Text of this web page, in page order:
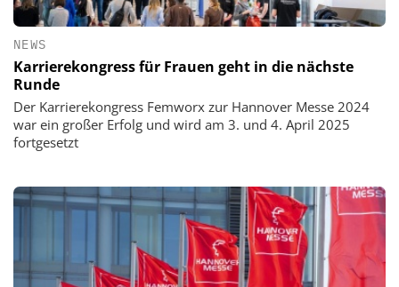
NEWS
Karrierekongress für Frauen geht in die nächste
Runde
Der Karrierekongress Femworx zur Hannover Messe 2024
war ein großer Erfolg und wird am 3. und 4. April 2025
fortgesetzt